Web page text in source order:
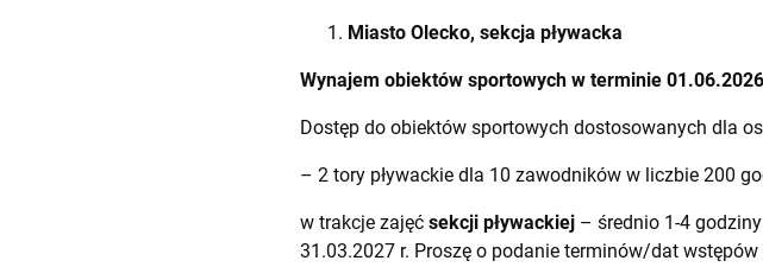
Miasto Olecko, sekcja pływacka
Wynajem obiektów sportowych w terminie
Dostęp do obiektów sportowych dostosowanych dla
– 2 tory pływackie dla 10 zawodników w liczbie 200
w trakcje zajęć sekcji pływackiej – średnio 1-4
31.03.2027 r. Proszę o podanie terminów/dat